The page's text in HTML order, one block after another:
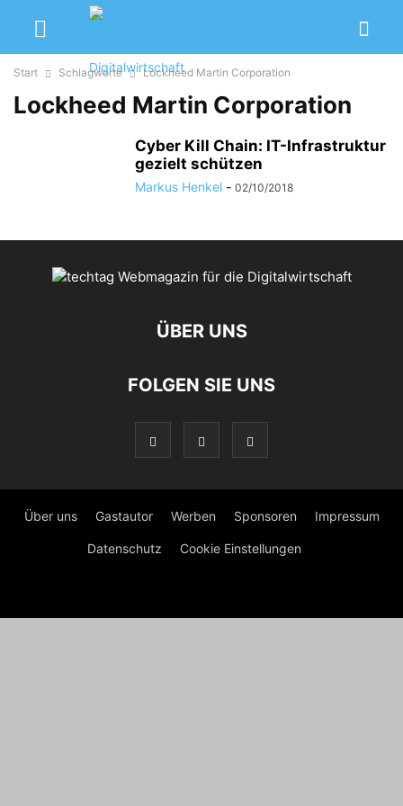
Start Schlagworte Lockheed Martin Corporation
Lockheed Martin Corporation
Cyber Kill Chain: IT-Infrastruktur
gezielt schützen
Markus Henkel - 02/10/2018
ÜBER UNS
FOLGEN SIE UNS
Über uns Gastautor Werben Sponsoren Impressum
Datenschutz Cookie Einstellungen